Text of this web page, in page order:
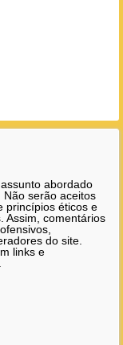
abordado
serão aceitos
princípios éticos e
Assim, comentários
do site.
links e